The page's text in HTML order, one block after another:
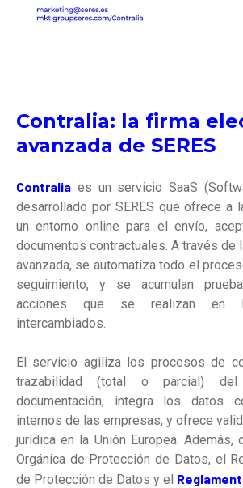
Contralia: la firma
avanzada de SERES
Contralia es un servicio SaaS
desarrollado por SERES que ofrece a
un entorno online para el envío,
documentos contractuales. A través de
avanzada, se automatiza todo el
seguimiento, y se acumulan
acciones que se realizan en
intercambiados.
El servicio agiliza los procesos de
trazabilidad (total o parcial)
documentación, integra los datos
internos de las empresas, y ofrece
jurídica en la Unión Europea. Además,
Orgánica de Protección de Datos, el
de Protección de Datos y el